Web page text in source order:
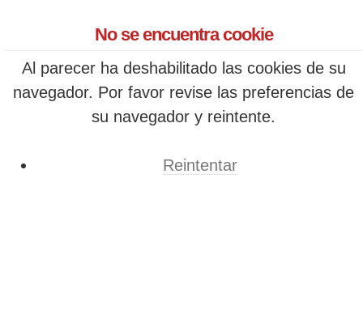
No se encuentra cookie
Al parecer ha deshabilitado las cookies de su
navegador. Por favor revise las preferencias de
su navegador y reintente.
Reintentar